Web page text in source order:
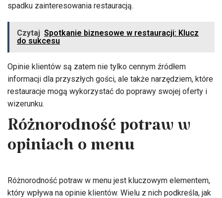
spadku zainteresowania restauracją.
Czytaj Spotkanie biznesowe w restauracji: Klucz
do sukcesu
Opinie klientów są zatem nie tylko cennym źródłem
informacji dla przyszłych gości, ale także narzędziem, które
restauracje mogą wykorzystać do poprawy swojej oferty i
wizerunku.
Różnorodność potraw w
opiniach o menu
Różnorodność potraw w menu jest kluczowym elementem,
który wpływa na opinie klientów. Wielu z nich podkreśla, jak